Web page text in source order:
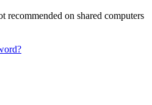
recommended on shared computers